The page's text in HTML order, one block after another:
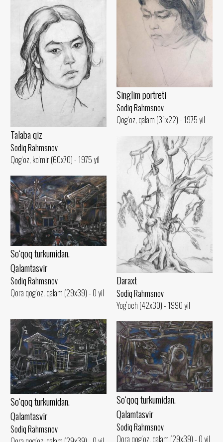
Singlim portreti
Sodiq Rahmsnov
Qog‘oz, qalam (31x22) - 1975 yil
Talaba qiz
Sodiq Rahmsnov
Qog‘oz, ko‘mir (60x70) - 1975 yil
Daraxt
Sodiq Rahmsnov
Yog‘och (42x30) - 1990 yil
So‘qoq turkumidan.
Qalamtasvir
Sodiq Rahmsnov
Qora qog‘oz, qalam (29x39) - 0 yil
So‘qoq turkumidan.
Qalamtasvir
Sodiq Rahmsnov
So‘qoq turkumidan.
Qalamtasvir
Sodiq Rahmsnov
Qora qog‘oz, qalam (29x39) - 0 yil